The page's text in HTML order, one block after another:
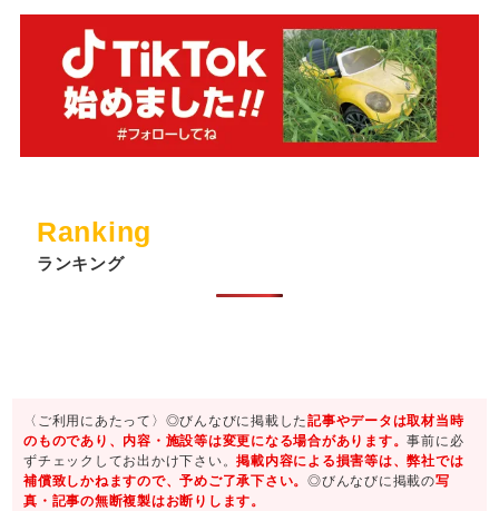
Ranking
ランキング
〈ご利用にあたって〉◎びんなびに掲載した記事やデータは取材当時
のものであり、内容・施設等は変更になる場合があります。事前に必
ずチェックしてお出かけ下さい。掲載内容による損害等は、弊社では
補償致しかねますので、予めご了承下さい。◎びんなびに掲載の写
真・記事の無断複製はお断りします。